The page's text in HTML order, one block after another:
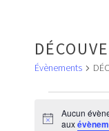
Évènements
FOR
Notice
Aucun
aux